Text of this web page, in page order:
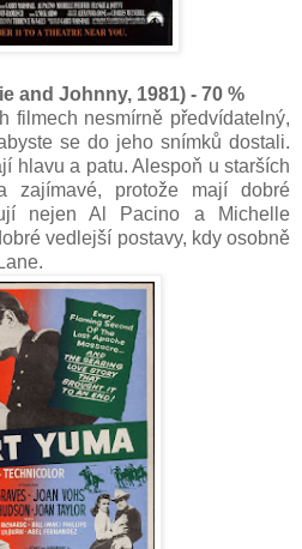
and Johnny, 1981) - 70 %
filmech nesmírně předvídatelný,
se do jeho snímků dostali.
hlavu a patu. Alespoň u starších
zajímavé, protože mají dobré
nejen Al Pacino a Michelle
vedlejší postavy, kdy osobně